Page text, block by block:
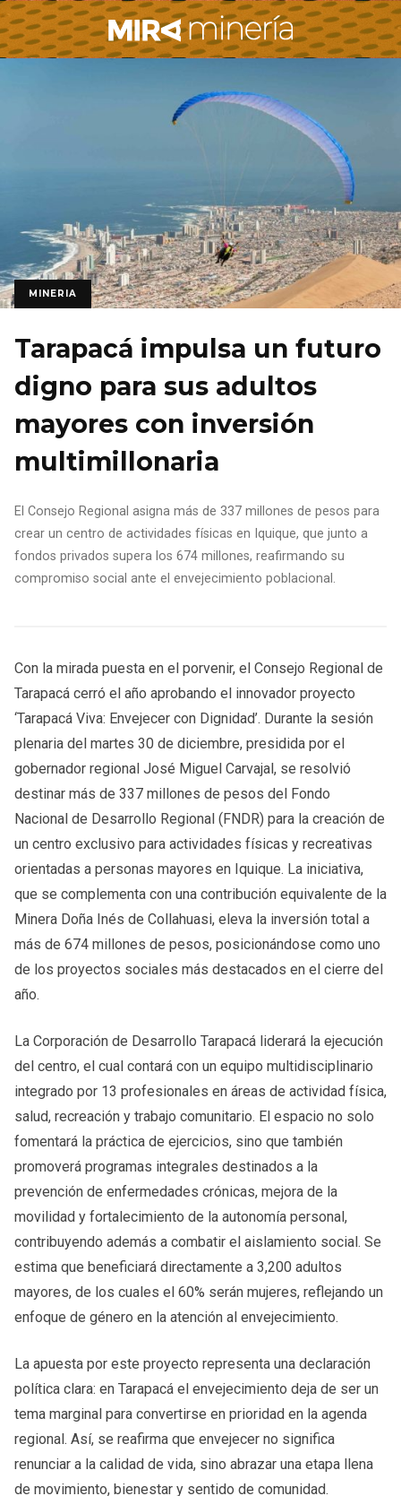
MINERIA
Tarapacá impulsa un futuro
digno para sus adultos
mayores con inversión
multimillonaria
El Consejo Regional asigna más de 337 millones de pesos para
crear un centro de actividades físicas en Iquique, que junto a
fondos privados supera los 674 millones, reafirmando su
compromiso social ante el envejecimiento poblacional.
Con la mirada puesta en el porvenir, el Consejo Regional de
Tarapacá cerró el año aprobando el innovador proyecto
‘Tarapacá Viva: Envejecer con Dignidad’. Durante la sesión
plenaria del martes 30 de diciembre, presidida por el
gobernador regional José Miguel Carvajal, se resolvió
destinar más de 337 millones de pesos del Fondo
Nacional de Desarrollo Regional (FNDR) para la creación de
un centro exclusivo para actividades físicas y recreativas
orientadas a personas mayores en Iquique. La iniciativa,
que se complementa con una contribución equivalente de la
Minera Doña Inés de Collahuasi, eleva la inversión total a
más de 674 millones de pesos, posicionándose como uno
de los proyectos sociales más destacados en el cierre del
año.
La Corporación de Desarrollo Tarapacá liderará la ejecución
del centro, el cual contará con un equipo multidisciplinario
integrado por 13 profesionales en áreas de actividad física,
salud, recreación y trabajo comunitario. El espacio no solo
fomentará la práctica de ejercicios, sino que también
promoverá programas integrales destinados a la
prevención de enfermedades crónicas, mejora de la
movilidad y fortalecimiento de la autonomía personal,
contribuyendo además a combatir el aislamiento social. Se
estima que beneficiará directamente a 3,200 adultos
mayores, de los cuales el 60% serán mujeres, reflejando un
enfoque de género en la atención al envejecimiento.
La apuesta por este proyecto representa una declaración
política clara: en Tarapacá el envejecimiento deja de ser un
tema marginal para convertirse en prioridad en la agenda
regional. Así, se reafirma que envejecer no significa
renunciar a la calidad de vida, sino abrazar una etapa llena
de movimiento, bienestar y sentido de comunidad.